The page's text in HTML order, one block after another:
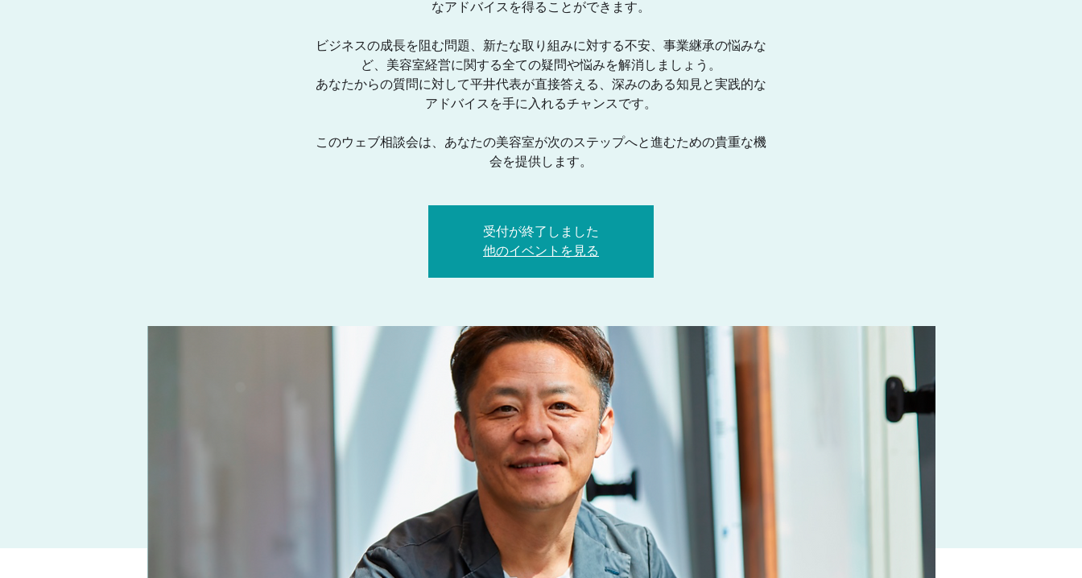
なアドバイスを得ることができます。
ビジネスの成長を阻む問題、新たな取り組みに対する不安、事業継承の悩みな
ど、美容室経営に関する全ての疑問や悩みを解消しましょう。
あなたからの質問に対して平井代表が直接答える、深みのある知見と実践的な
アドバイスを手に入れるチャンスです。
このウェブ相談会は、あなたの美容室が次のステップへと進むための貴重な機
受付が終了しました
他のイベントを見る